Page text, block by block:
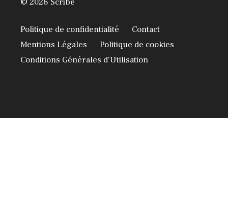
Politique de confidentialité
Contact
Mentions Légales
Politique de cookies
Conditions Générales d’Utilisation